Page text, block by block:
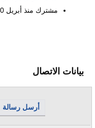
مشترك منذ أبريل 2010
بيانات الاتصال
أرسل رسالة